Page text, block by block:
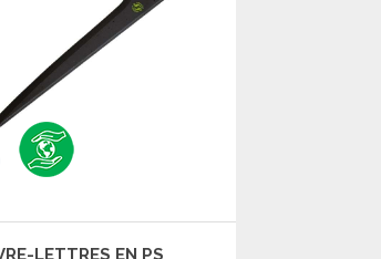
LETTRES EN PS